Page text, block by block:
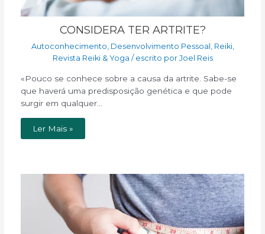
CONSIDERA TER ARTRITE?
Autoconhecimento, Desenvolvimento Pessoal , Reiki,
Revista Reiki & Yoga / escrito por Joel Reis
«Pouco se conhece sobre a causa da artrite. Sabe-se
que haverá uma predisposição genética e que pode
surgir em qualquer…
Ler Mais »